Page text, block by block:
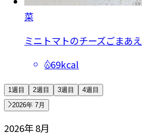
菜
ミニトマトのチーズごまあえ
69kcal
1週目 2週目 3週目
4週目
2026年 7月
2026年 8月